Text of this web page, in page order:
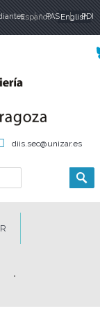
PAS PDI
Español English
diis.sec@unizar.es